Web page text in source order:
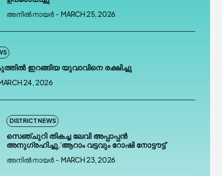
Us
REGISTER
PRIVACY POLICY
ABOUT US
REDRESSEL
Us
REGISTER
PRIVACY POLICY
ABOUT US
REDRESSEL
അനിൽ നായർ - MARCH 25, 2026
ഇറങ്ങിയ യുവാവിനെ രക്ഷിച്ചു
24, 2026
DISTRICT NEWS
സെഞ്ചുറി തികച്ച ലേവി അപ്പാപ്പന്‍
അനുഗ്രഹിച്ചു,’ആറാം വട്ടവും റോഷി നോട്ടൗട്ട്’
അനിൽ നായർ - MARCH 23, 2026